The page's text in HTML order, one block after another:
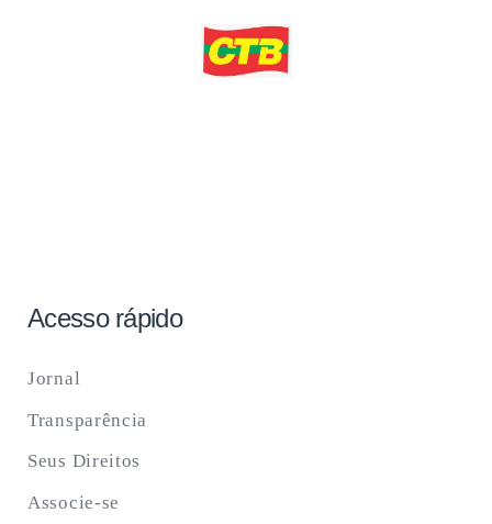
Acesso rápido
Jornal
Transparência
Seus Direitos
Associe-se